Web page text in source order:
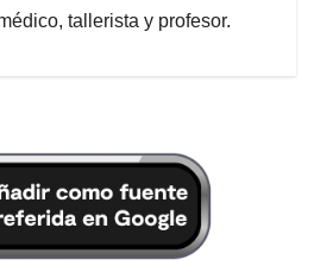
tallerista y profesor.